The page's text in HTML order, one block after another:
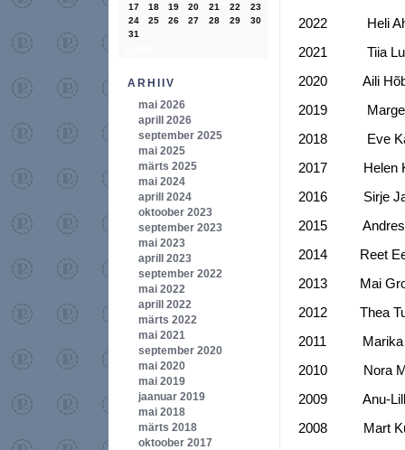
2022 Heli
2021 Tiia
2020 Aili
2019 Marge
2018 Eve
2017 Helen
2016 Sirje
2015 Andres
2014 Reet
2013 Mai
2012 Thea
2011 Marika
2010 Nora
2009 Anu-Lilli
2008 Mart
17
18 19 20 21 22
23
24
25 26 27 28 29
30
31
ARHIIV
mai 2026
aprill 2026
september 2025
mai 2025
märts 2025
mai 2024
aprill 2024
oktoober 2023
september 2023
mai 2023
aprill 2023
september 2022
mai 2022
aprill 2022
märts 2022
mai 2021
september 2020
mai 2020
mai 2019
jaanuar 2019
mai 2018
märts 2018
oktoober 2017